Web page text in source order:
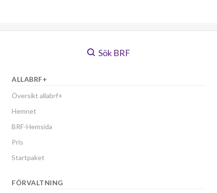
Sök BRF
ALLABRF+
Översikt allabrf+
Hemnet
BRF-Hemsida
Pris
Startpaket
FÖRVALTNING